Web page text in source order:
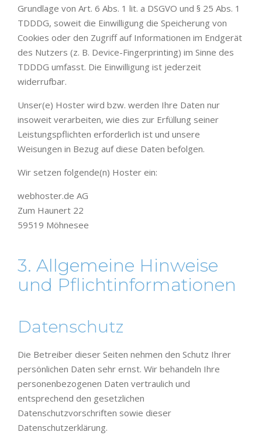
Grundlage von Art. 6 Abs. 1 lit. a DSGVO und § 25 Abs. 1
TDDDG, soweit die Einwilligung die Speicherung von
Cookies oder den Zugriff auf Informationen im Endgerät
des Nutzers (z. B. Device-Fingerprinting) im Sinne des
TDDDG umfasst. Die Einwilligung ist jederzeit
widerrufbar.
Unser(e) Hoster wird bzw. werden Ihre Daten nur
insoweit verarbeiten, wie dies zur Erfüllung seiner
Leistungspflichten erforderlich ist und unsere
Weisungen in Bezug auf diese Daten befolgen.
Wir setzen folgende(n) Hoster ein:
webhoster.de AG
Zum Haunert 22
59519 Möhnesee
3. Allgemeine Hinweise
und Pflicht­informationen
Datenschutz
Die Betreiber dieser Seiten nehmen den Schutz Ihrer
persönlichen Daten sehr ernst. Wir behandeln Ihre
personenbezogenen Daten vertraulich und
entsprechend den gesetzlichen
Datenschutzvorschriften sowie dieser
Datenschutzerklärung.